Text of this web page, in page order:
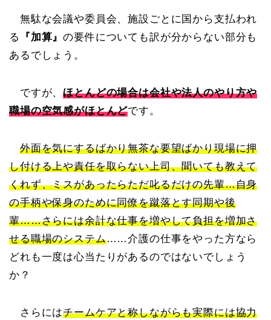
無駄な会議や委員会、施設ごとに国から支払われ
る
『加算』の要件についても訳が分からない部分も
あるでしょう。
ですが、ほとんどの場合は会社や法人のやり方や
職場の空気感がほとんどです。
外面を気にするばかり無茶な要望ばかり現場に押
し付ける上や責任を取らない上司、聞いても教えて
くれず、ミスがあったらただ叱るだけの先輩…自身
の手柄や保身のために同僚を蹴落とす同期や後
輩……さらには余計な仕事を増やして負担を増加さ
せる職場のシステム……介護の仕事をやった方なら
どれも一度は心当たりがあるのではないでしょう
か？
さらにはチームケアと称しながらも実際には協力